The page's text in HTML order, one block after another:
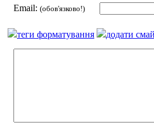
Email: (обов'язково!)
теги форматування додати